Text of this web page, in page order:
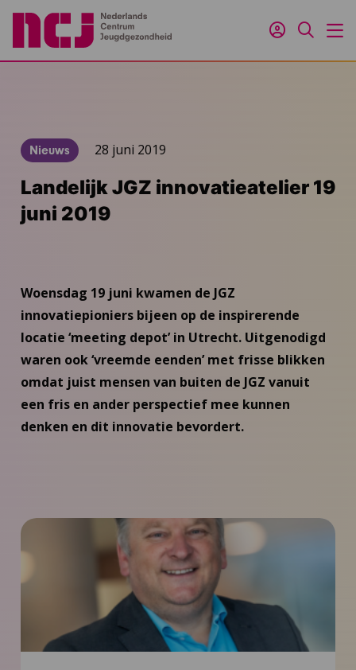
Inloggen
Zoeken
Nieuws 28 juni 2019
Landelijk JGZ innovatieatelier 19
juni 2019
Woensdag 19 juni kwamen de JGZ
innovatiepioniers bijeen op de inspirerende
locatie ‘meeting depot’ in Utrecht. Uitgenodigd
waren ook ‘vreemde eenden’ met frisse blikken
omdat juist mensen van buiten de JGZ vanuit
een fris en ander perspectief mee kunnen
denken en dit innovatie bevordert.